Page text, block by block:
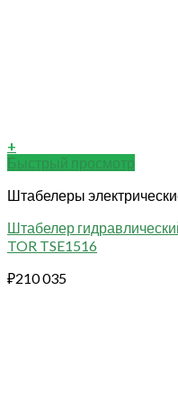
+
Быстрый просмотр
Штабелеры
Штабелер
TOR TSE1516
₽210 035